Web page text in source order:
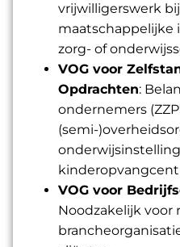
vrijwilligerswerk
maatschappelijke
zorg- of
VOG voor
Opdrachten:
ondernemers
(semi-
VOG voor
Noodzakelijk voor